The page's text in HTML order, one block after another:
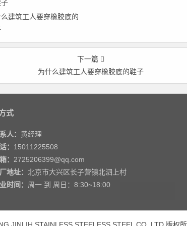
建筑工人要穿橡胶底的
下一篇
为什么建筑工人要穿橡胶底的鞋子
式
人： 黄经理
： 15011225508
： 2725206399@qq.com
地址： 北京市大兴区长子营镇北泗上村
时间： 周一 到 周日：8:30~18:00
JINLIH STAINLESS STEEL ESS STEEL CO.,LTD 版权